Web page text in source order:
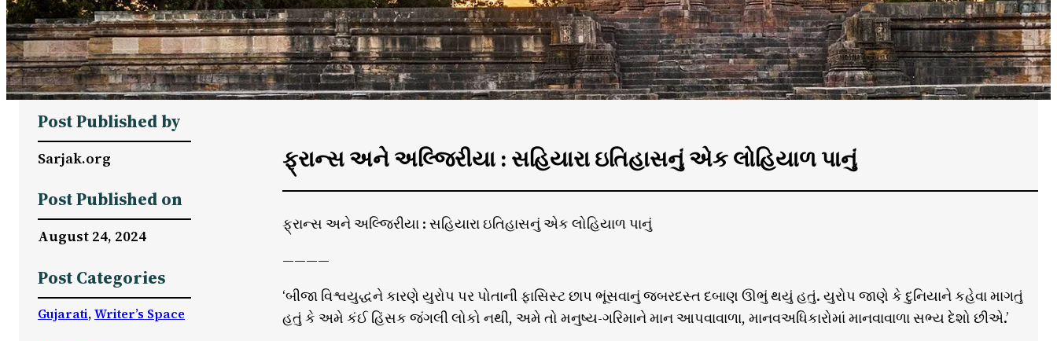
Post Published by
Sarjak.org
Post Published on
August 24, 2024
Post Categories
Gujarati, Writer’s Space
ફ્રાન્સ અને અલ્જિરીયા : સહિયારા ઇતિહાસનું એક લોહિયાળ પાનું
ફ્રાન્સ અને અલ્જિરીયા : સહિયારા ઇતિહાસનું એક લોહિયાળ પાનું
————
‘બીજા વિશ્વયુદ્ધને કારણે યુરોપ પર પોતાની ફાસિસ્ટ છાપ ભૂંસવાનું જબરદસ્ત દબાણ ઊભું થયું હતું. યુરોપ જાણે કે દુનિયાને કહેવા માગતું
હતું કે અમે કંઈ હિંસક જંગલી લોકો નથી, અમે તો મનુષ્ય-ગરિમાને માન આપવાવાળા, માનવઅધિકારોમાં માનવાવાળા સભ્ય દેશો છીએ.’